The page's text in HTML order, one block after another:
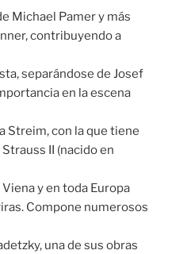
Michael Pamer y más
contribuyendo a
separándose de Josef
en la escena
Streim, con la que tiene
II (nacido en
y en toda Europa
Compone numerosos
una de sus obras